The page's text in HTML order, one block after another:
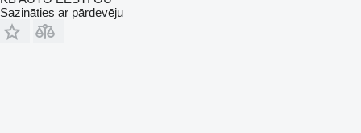
Sazināties ar pārdevēju